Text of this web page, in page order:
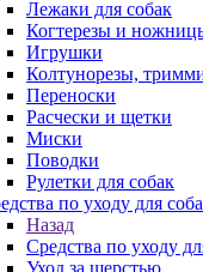
Лежаки для собак
Когтерезы и
Игрушки
Колтунорезы,
Переноски
Расчески и щетки
Миски
Поводки
Рулетки для собак
по уходу для
Назад
Средства по уходу
Уход за шерстью